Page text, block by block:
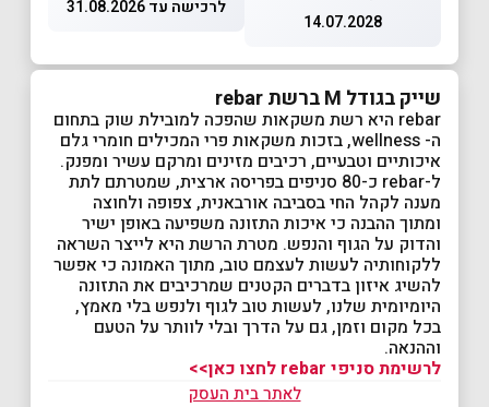
14.07.2028
לרכישה עד 31.08.2026
שייק בגודל M ברשת rebar
rebar היא רשת משקאות שהפכה למובילת שוק בתחום
ה- wellness, בזכות משקאות פרי המכילים חומרי גלם
איכותיים וטבעיים, רכיבים מזינים ומרקם עשיר ומפנק.
ל-rebar כ-80 סניפים בפריסה ארצית, שמטרתם לתת
מענה לקהל החי בסביבה אורבאנית, צפופה ולחוצה
ומתוך ההבנה כי איכות התזונה משפיעה באופן ישיר
והדוק על הגוף והנפש. מטרת הרשת היא לייצר השראה
ללקוחותיה לעשות לעצמם טוב, מתוך האמונה כי אפשר
להשיג איזון בדברים הקטנים שמרכיבים את התזונה
היומיומית שלנו, לעשות טוב לגוף ולנפש בלי מאמץ,
בכל מקום וזמן, גם על הדרך ובלי לוותר על הטעם
וההנאה.
לרשימת סניפי rebar לחצו כאן>>
לאתר בית העסק